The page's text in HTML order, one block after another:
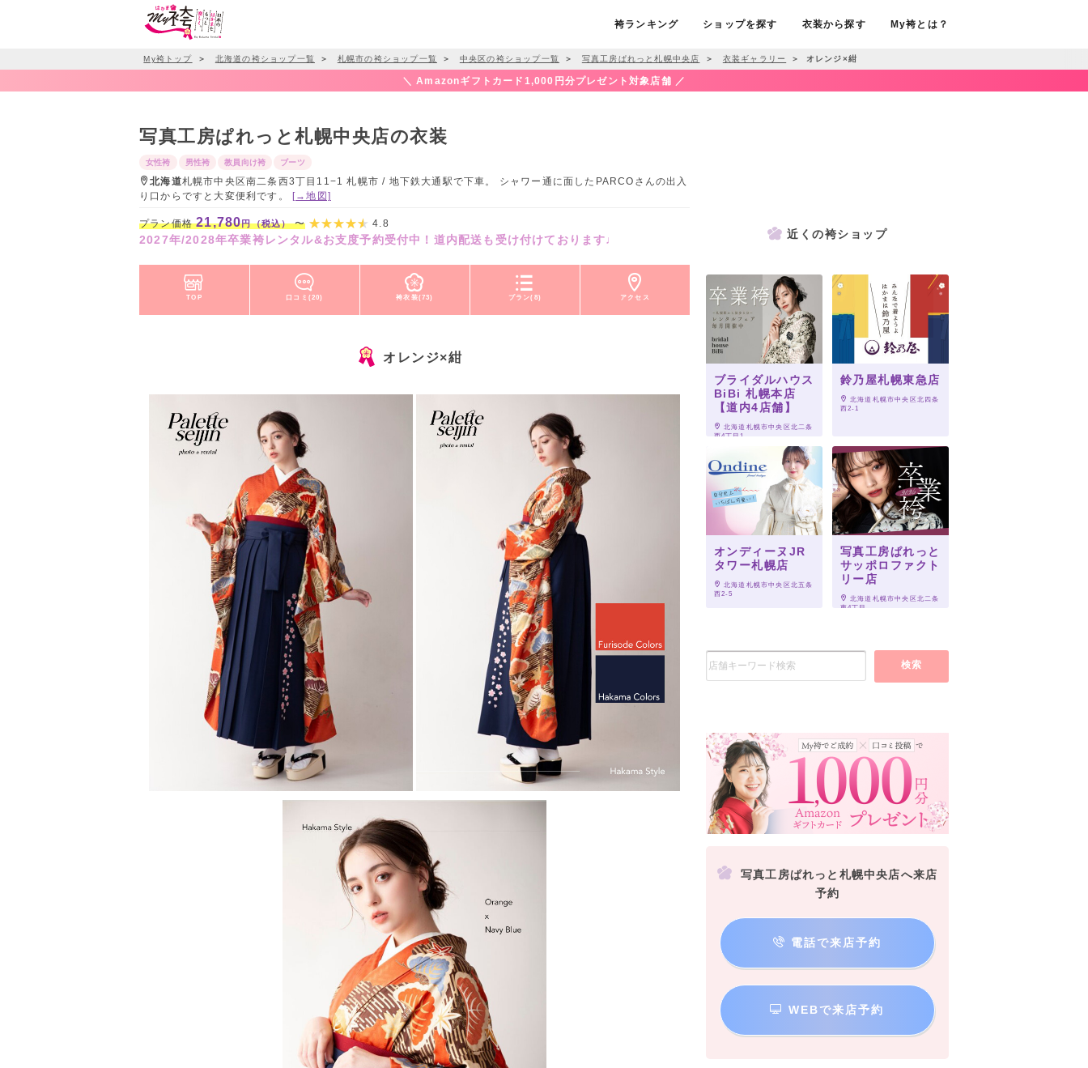
袴ランキング ショップを探す 衣装から探す My袴とは？
My袴トップ ＞ 北海道の袴ショップ一覧 ＞ 札幌市の袴ショップ一覧 ＞ 中央区の袴ショップ一覧 ＞ 写真工房ぱれっと札幌中央店 ＞ 衣装ギャラリー ＞ オレンジ×紺
＼ Amazonギフトカード1,000円分プレゼント対象店舗 ／
写真工房ぱれっと札幌中央店の衣装
女性袴 男性袴 教員向け袴 ブーツ
北海道札幌市中央区南二条西3丁目11−1 札幌市 / 地下鉄大通駅で下車。 シャワー通に面したPARCOさんの出入
り口からですと大変便利です。
[→地図]
プラン価格21,780円（税込）〜 4.8
2027年/2028年卒業袴レンタル&お支度予約受付中！道内配送も受け付けております♩
TOP 口コミ(20) 袴衣装(73) プラン(8) アクセス
オレンジ×紺
近くの袴ショップ
ブライダルハウス
BiBi 札幌本店
【道内4店舗】
北海道札幌市中央区北二条
西4丁目1
鈴乃屋札幌東急店
北海道札幌市中央区北四条
西2-1
オンディーヌJR
タワー札幌店
北海道札幌市中央区北五条
西2-5
写真工房ぱれっと
サッポロファクト
リー店
北海道札幌市中央区北二条
東4丁目
検索
写真工房ぱれっと札幌中央店へ来店
予約
電話で来店予約
WEBで来店予約